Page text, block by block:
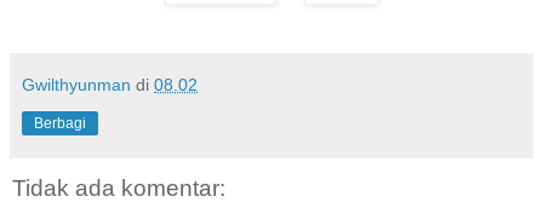
Gwilthyunman di 08.02
Berbagi
Tidak ada komentar: